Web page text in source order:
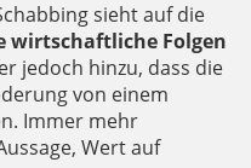
sieht auf die
wirtschaftliche Folgen
jedoch hinzu, dass die
von einem
Immer mehr
Wert auf